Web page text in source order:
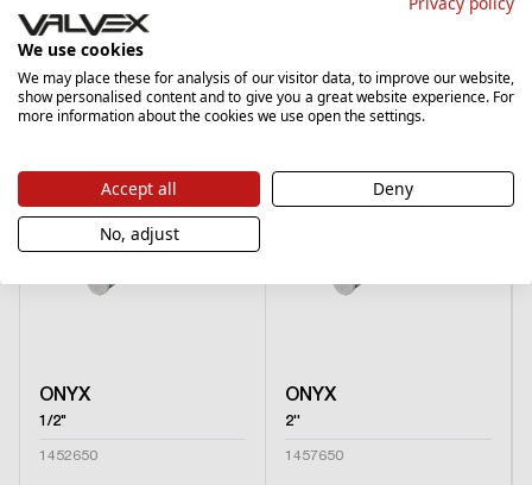
Produkty z tej samej serii
ONYX
1/2"
1452650
ONYX
2''
1457650
We use cookies
We may place these for analysis of our visitor data, to improve our website,
show personalised content and to give you a great website experience. For
more information about the cookies we use open the settings.
Accept all
Deny
No, adjust